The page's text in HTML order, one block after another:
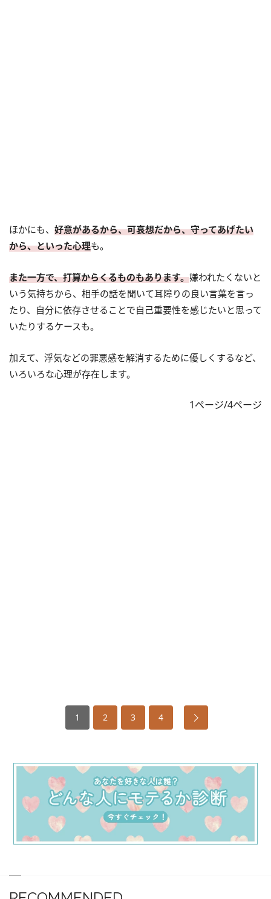
ほかにも、 好意があるから、可哀想だから、守ってあげたい
から、といった心理も。
また一方で、打算からくるものもあります。嫌われたくないと
いう気持ちから、相手の話を聞いて耳障りの良い言葉を言っ
たり、自分に依存させることで自己重要性を感じたいと思って
いたりするケースも。
加えて、浮気などの罪悪感を解消するために優しくするなど、
いろいろな心理が存在します。
1ページ/4ページ
1 2 3 4